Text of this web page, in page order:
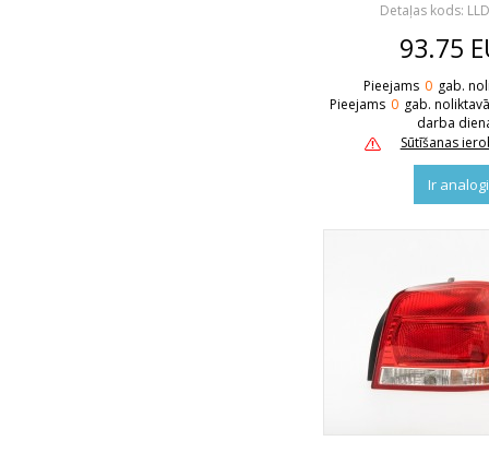
Detaļas kods:
93.75
Pieejams 0 gab.
Pieejams 0 gab.
darba
Sūtīšanas
Ir analogi